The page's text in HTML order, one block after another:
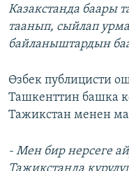
Казакстанда баары
таанып, сыйлап
байланыштардын
Өзбек публицисти
Ташкенттин башка
Тажикстан менен
- Мен бир нерсеге